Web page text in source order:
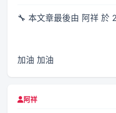
🔧 本文章最後由 阿祥 於
加油 加油
阿祥